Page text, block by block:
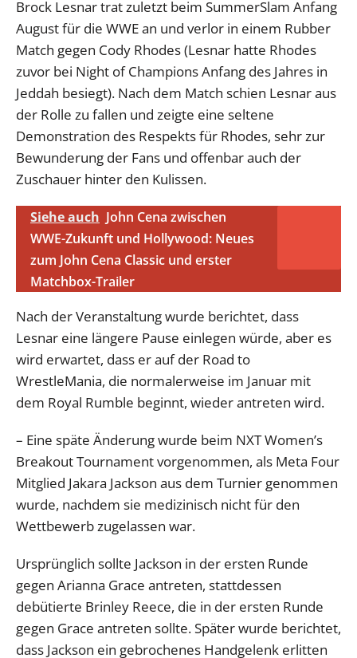
Brock Lesnar trat zuletzt beim SummerSlam Anfang
August für die WWE an und verlor in einem Rubber
Match gegen Cody Rhodes (Lesnar hatte Rhodes
zuvor bei Night of Champions Anfang des Jahres in
Jeddah besiegt). Nach dem Match schien Lesnar aus
der Rolle zu fallen und zeigte eine seltene
Demonstration des Respekts für Rhodes, sehr zur
Bewunderung der Fans und offenbar auch der
Zuschauer hinter den Kulissen.
Siehe auch John Cena zwischen
WWE-Zukunft und Hollywood: Neues
zum John Cena Classic und erster
Matchbox-Trailer
Nach der Veranstaltung wurde berichtet, dass
Lesnar eine längere Pause einlegen würde, aber es
wird erwartet, dass er auf der Road to
WrestleMania, die normalerweise im Januar mit
dem Royal Rumble beginnt, wieder antreten wird.
– Eine späte Änderung wurde beim NXT Women’s
Breakout Tournament vorgenommen, als Meta Four
Mitglied Jakara Jackson aus dem Turnier genommen
wurde, nachdem sie medizinisch nicht für den
Wettbewerb zugelassen war.
Ursprünglich sollte Jackson in der ersten Runde
gegen Arianna Grace antreten, stattdessen
debütierte Brinley Reece, die in der ersten Runde
gegen Grace antreten sollte. Später wurde berichtet,
dass Jackson ein gebrochenes Handgelenk erlitten